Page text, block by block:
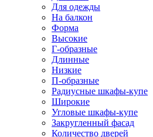
Для одежды
На балкон
Форма
Высокие
Г-образные
Длинные
Низкие
П-образные
Радиусные шкафы-купе
Широкие
Угловые шкафы-купе
Закругленный фасад
Количество дверей